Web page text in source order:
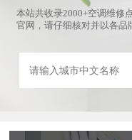
本站共收录2000+空调维修
官网，请仔细核对并以各品